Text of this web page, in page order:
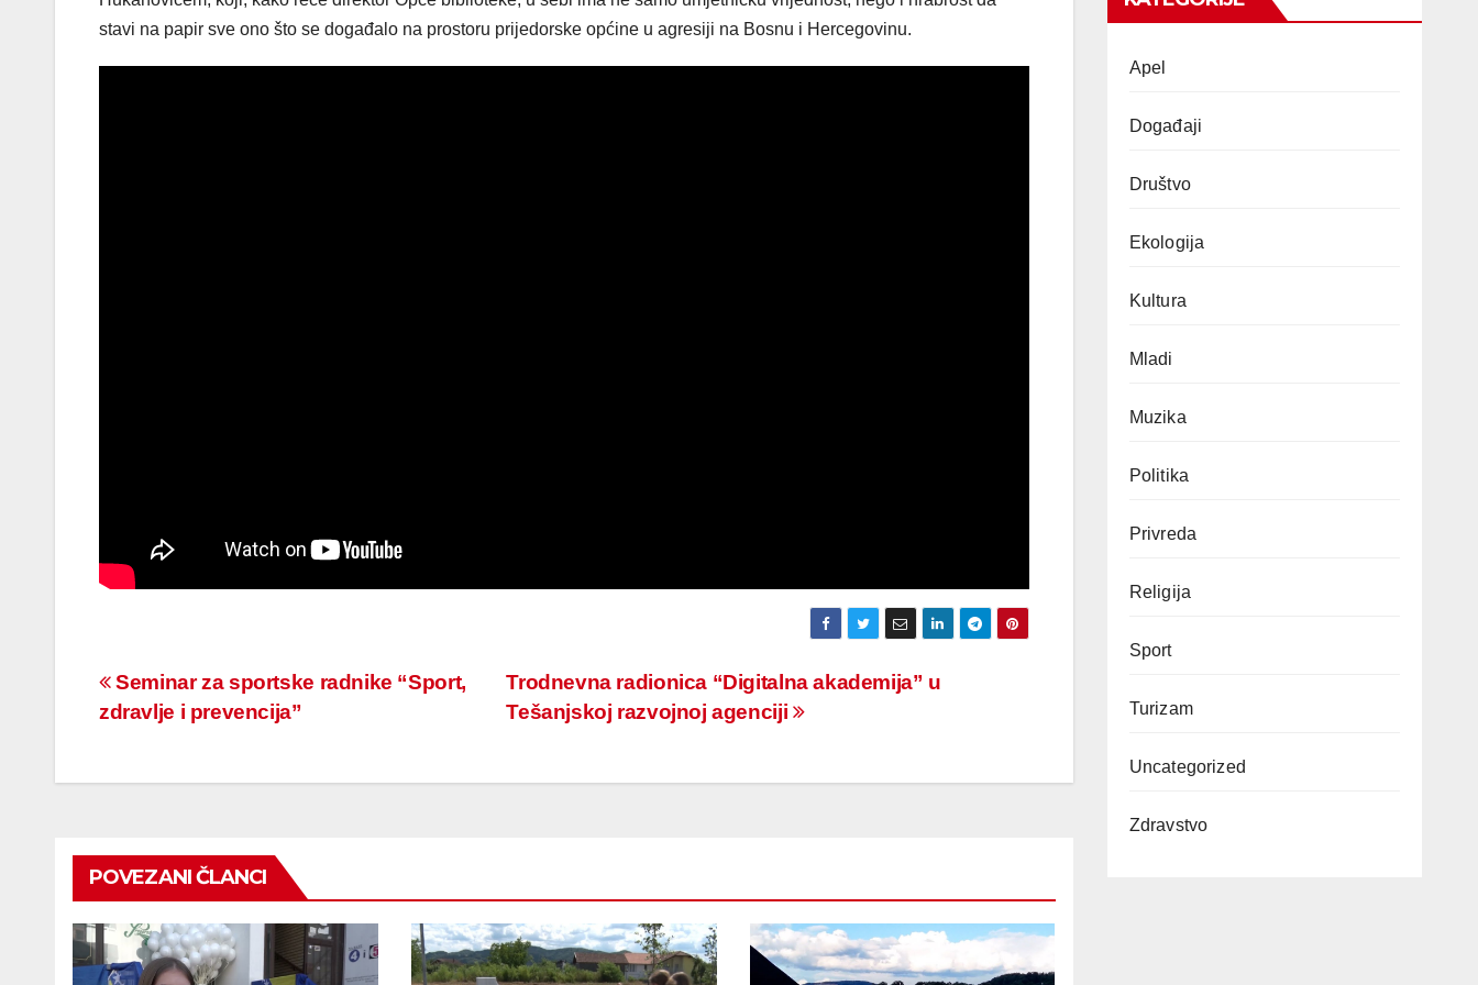
stavi na papir sve ono što se događalo na prostoru prijedorske općine u agresiji na Bosnu i Hercegovinu.
Navigacija
članaka
Trodnevna radionica “Digitalna akademija” u
Tešanjskoj razvojnoj agenciji
Seminar za sportske radnike “Sport,
zdravlje i prevencija”
POVEZANI ČLANCI
Apel
Događaji
Društvo
Ekologija
Kultura
Mladi
Muzika
Politika
Privreda
Religija
Sport
Turizam
Uncategorized
Zdravstvo